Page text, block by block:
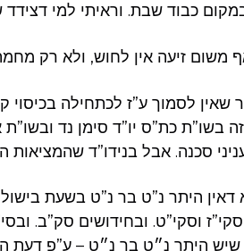
כבוד שבת. וראיתי למי
משום זיעה אין לחוש, ולא רק
שאין לסמוך ע”ז לכתחילה
בשו”ת כת”ס יו”ד סימן נד
סכנה. אבל בנידו”ד
דאין היתר נ”ט בר נ”ט בשעת
וסקי”ט. ובחידושים סק”ב.
שיש היתר נ״ט בר נ״ט – ע”פ